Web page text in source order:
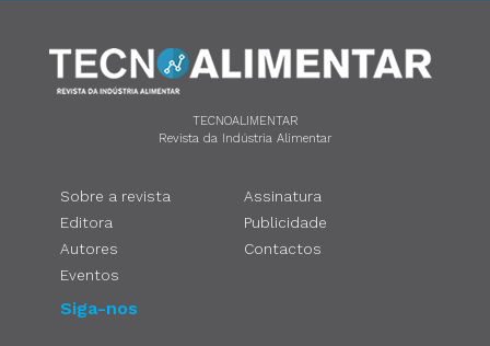
TECNOALIMENTAR
Revista da Indústria Alimentar
Sobre a revista
Editora
Autores
Eventos
Assinatura
Publicidade
Contactos
Siga-nos